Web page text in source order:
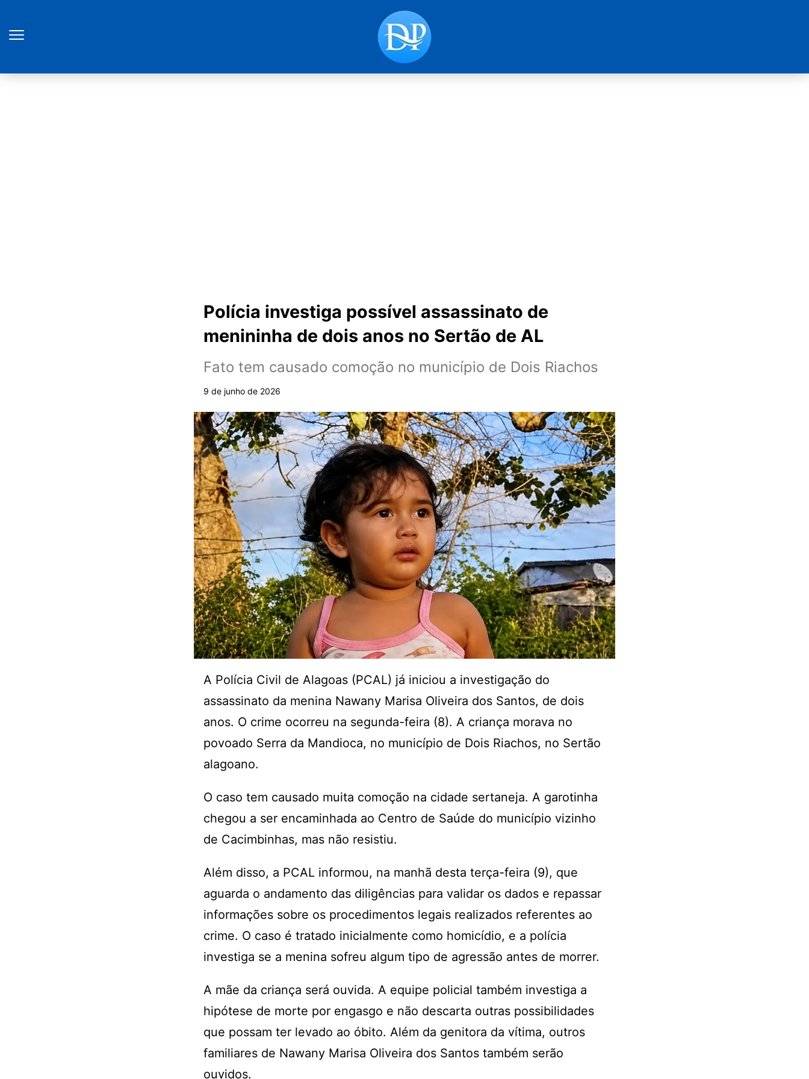
Polícia investiga possível assassinato de
menininha de dois anos no Sertão de AL
Fato tem causado comoção no município de Dois Riachos
9 de junho de 2026
A Polícia Civil de Alagoas (PCAL) já iniciou a investigação do
assassinato da menina Nawany Marisa Oliveira dos Santos, de dois
anos. O crime ocorreu na segunda-feira (8). A criança morava no
povoado Serra da Mandioca, no município de Dois Riachos, no Sertão
alagoano.
O caso tem causado muita comoção na cidade sertaneja. A garotinha
chegou a ser encaminhada ao Centro de Saúde do município vizinho
de Cacimbinhas, mas não resistiu.
Além disso, a PCAL informou, na manhã desta terça-feira (9), que
aguarda o andamento das diligências para validar os dados e repassar
informações sobre os procedimentos legais realizados referentes ao
crime. O caso é tratado inicialmente como homicídio, e a polícia
investiga se a menina sofreu algum tipo de agressão antes de morrer.
A mãe da criança será ouvida. A equipe policial também investiga a
hipótese de morte por engasgo e não descarta outras possibilidades
que possam ter levado ao óbito. Além da genitora da vítima, outros
familiares de Nawany Marisa Oliveira dos Santos também serão
ouvidos.